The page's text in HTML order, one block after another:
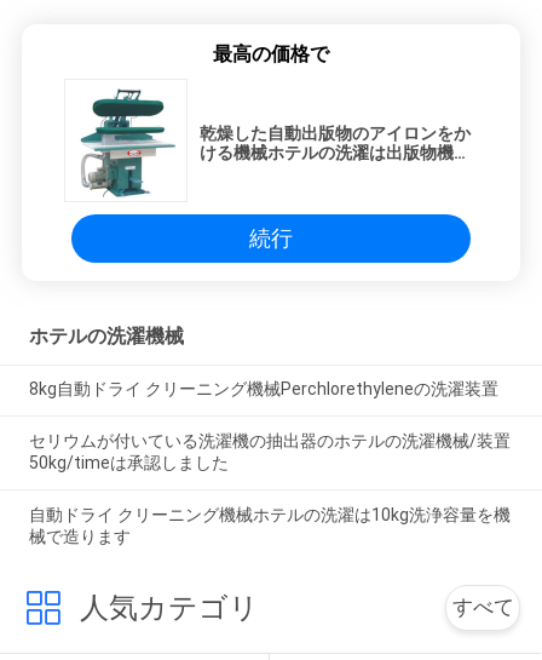
最高の価格で
乾燥した自動出版物のアイロンをか
ける機械ホテルの洗濯は出版物機械
続行
ホテルの洗濯機械
8kg自動ドライ クリーニング機械Perchlorethyleneの洗濯装置
セリウムが付いている洗濯機の抽出器のホテルの洗濯機械/装置
50kg/timeは承認しました
自動ドライ クリーニング機械ホテルの洗濯は10kg洗浄容量を機
械で造ります
人気カテゴリ すべて